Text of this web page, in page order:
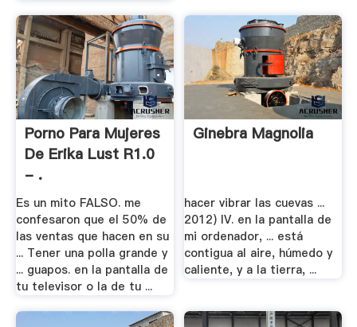
Porno Para Mujeres
De Erika Lust R1.0
- .
Es un mito FALSO. me
confesaron que el 50% de
las ventas que hacen en su
... Tener una polla grande y
... guapos. en la pantalla de
tu televisor o la de tu ...
Ginebra Magnolia
hacer vibrar las cuevas ...
2012) IV. en la pantalla de
mi ordenador, ... está
contigua al aire, húmedo y
caliente, y a la tierra, ...